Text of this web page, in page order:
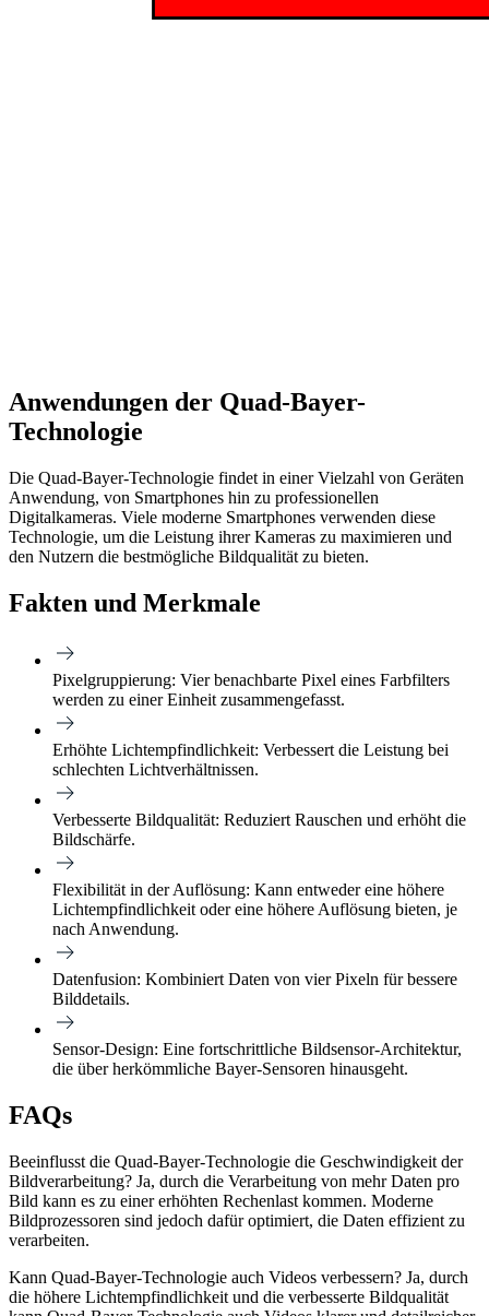
Anwendungen der Quad-Bayer-
Technologie
Die Quad-Bayer-Technologie findet in einer Vielzahl von Geräten
Anwendung, von Smartphones hin zu professionellen
Digitalkameras. Viele moderne Smartphones verwenden diese
Technologie, um die Leistung ihrer Kameras zu maximieren und
den Nutzern die bestmögliche Bildqualität zu bieten.
Fakten und Merkmale
Pixelgruppierung: Vier benachbarte Pixel eines Farbfilters
werden zu einer Einheit zusammengefasst.
Erhöhte Lichtempfindlichkeit: Verbessert die Leistung bei
schlechten Lichtverhältnissen.
Verbesserte Bildqualität: Reduziert Rauschen und erhöht die
Bildschärfe.
Flexibilität in der Auflösung: Kann entweder eine höhere
Lichtempfindlichkeit oder eine höhere Auflösung bieten, je
nach Anwendung.
Datenfusion: Kombiniert Daten von vier Pixeln für bessere
Bilddetails.
Sensor-Design: Eine fortschrittliche Bildsensor-Architektur,
die über herkömmliche Bayer-Sensoren hinausgeht.
FAQs
Beeinflusst die Quad-Bayer-Technologie die Geschwindigkeit der
Bildverarbeitung? Ja, durch die Verarbeitung von mehr Daten pro
Bild kann es zu einer erhöhten Rechenlast kommen. Moderne
Bildprozessoren sind jedoch dafür optimiert, die Daten effizient zu
verarbeiten.
Kann Quad-Bayer-Technologie auch Videos verbessern? Ja, durch
die höhere Lichtempfindlichkeit und die verbesserte Bildqualität